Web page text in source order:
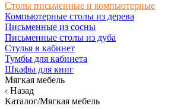
Столы письменные и компьютерные
Компьютерные столы из дерева
Письменные из сосны
Письменные столы из дуба
Стулья в кабинет
Тумбы для кабинета
Шкафы для книг
Мягкая мебель
Назад
Каталог/Мягкая мебель